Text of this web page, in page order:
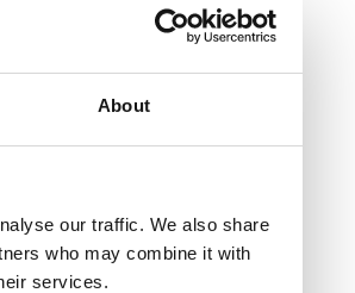
About
our traffic. We also share
who may combine it with
services.
roll ten opzichte van
uitgedrukt in
betekent betere